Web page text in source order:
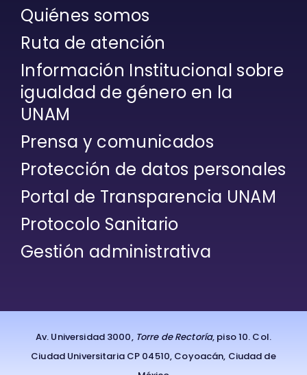
Quiénes somos
Ruta de atención
Información Institucional sobre
igualdad de género en la
UNAM
Prensa y comunicados
Protección de datos personales
Portal de Transparencia UNAM
Protocolo Sanitario
Gestión administrativa
Av. Universidad 3000, Torre de Rectoría, piso 10. Col.
Ciudad Universitaria CP 04510, Coyoacán, Ciudad de